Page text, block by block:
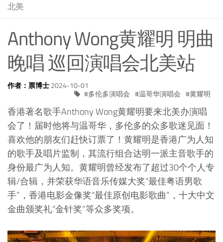
北美
Anthony Wong黄耀明 明曲
晚唱 巡回演唱会北美站
作者：票博士2024-10-01
多伦多演唱会
温哥华演唱会 黄耀明
香港著名歌手Anthony Wong黄耀明要来北美办演唱
会了！届时他将与温哥华，多伦多的众多歌迷见面！
喜欢他的朋友们赶快订票了！黄耀明是香港广为人知
的歌手及唱片监制，其流行组合达明一派主音歌手的
身份最广为人知。黄耀明曾经发布了超过30个个人专
辑/合辑，并荣获华语音乐传媒大奖“最佳粤语男歌
手”，香港电影金像奖“最佳原创电影歌曲”，十大中文
金曲颁奖礼“金针奖”等众多奖项。